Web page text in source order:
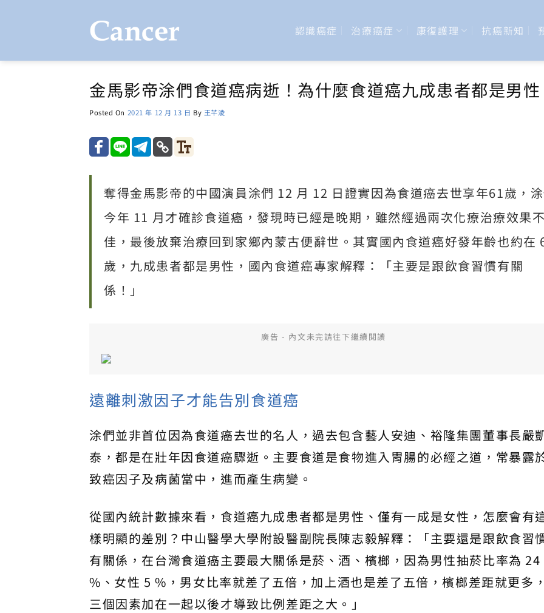
認識癌症 治療癌症 康復護理 抗癌新知
金馬影帝涂們食道癌病逝！為什麼食道癌九成患者都是男性
Posted On 2021 年 12 月 13 日 By 王芊淩
奪得金馬影帝的中國演員涂們 12 月 12 日證實因為食道癌去世享年61歲，
今年 11 月才確診食道癌，發現時已經是晚期，雖然經過兩次化療治療效果不
佳，最後放棄治療回到家鄉內蒙古便辭世。其實國內食道癌好發年齡也約在
歲，九成患者都是男性，國內食道癌專家解釋：「主要是跟飲食習慣有關
係！」
廣告 - 內文未完請往下繼續閱讀
遠離刺激因子才能告別食道癌
涂們並非首位因為食道癌去世的名人，過去包含藝人安迪、裕隆集團董事長嚴
泰，都是在壯年因食道癌驟逝。主要食道是食物進入胃腸的必經之道，常暴露
致癌因子及病菌當中，進而產生病變。
從國內統計數據來看，食道癌九成患者都是男性、僅有一成是女性，怎麼會有
樣明顯的差別？中山醫學大學附設醫副院長陳志毅解釋：「主要還是跟飲食習
有關係，在台灣食道癌主要最大關係是菸、酒、檳榔，因為男性抽菸比率為 24
%、女性 5 %，男女比率就差了五倍，加上酒也是差了五倍，檳榔差距就更多，
三個因素加在一起以後才導致比例差距之大。」